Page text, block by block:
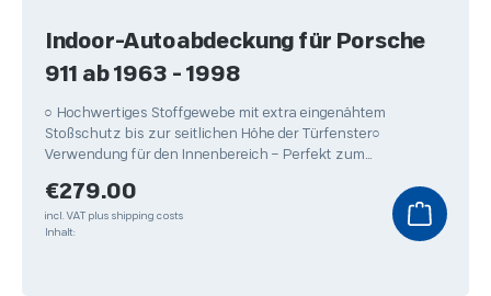
Indoor-Autoabdeckung für Porsche
911 ab 1963 - 1998
○ Hochwertiges Stoffgewebe mit extra eingenähtem
Stoßschutz bis zur seitlichen Höhe der Türfenster○
Verwendung für den Innenbereich – Perfekt zum
Regular price:
€279.00
incl. VAT plus shipping costs
Inhalt: